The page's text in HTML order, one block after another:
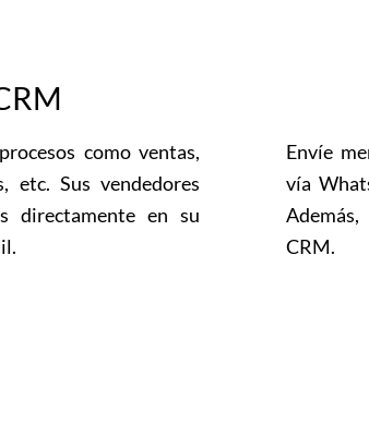
como ventas,
etc. Sus vendedores
directamente en su
Envíe
vía
CRM.